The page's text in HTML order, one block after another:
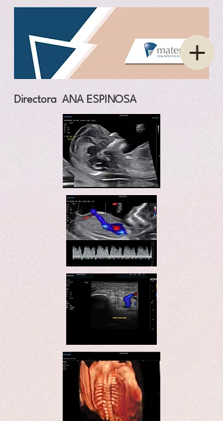
Directora ANA ESPINOSA